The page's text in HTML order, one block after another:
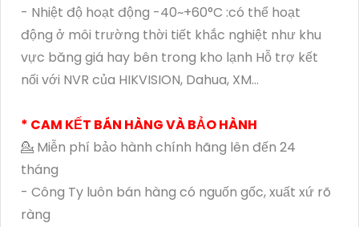
- Nhiệt độ hoạt động -40~+60°C :có thể hoạt
động ở môi trường thời tiết khắc nghiệt như khu
vực băng giá hay bên trong kho lạnh Hỗ trợ kết
nối với NVR của HIKVISION, Dahua, XM...
* CAM KẾT BÁN HÀNG VÀ BẢO HÀNH
💁 Miễn phí bảo hành chính hãng lên đến 24
tháng
- Công Ty luôn bán hàng có nguốn gốc, xuất xứ rõ
ràng